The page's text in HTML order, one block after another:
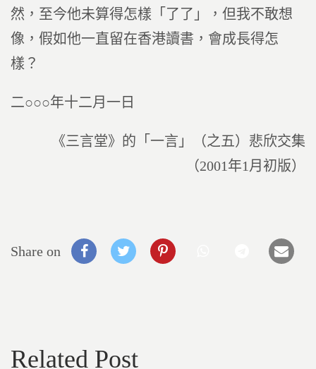
然，至今他未算得怎樣「了了」，但我不敢想
像，假如他一直留在香港讀書，會成長得怎
樣？
二○○○年十二月一日
《三言堂》的「一言」（之五）悲欣交集
（2001年1月初版）
Share on
Related Post